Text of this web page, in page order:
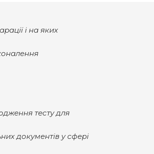
і на яких
тесту для
документів у сфері